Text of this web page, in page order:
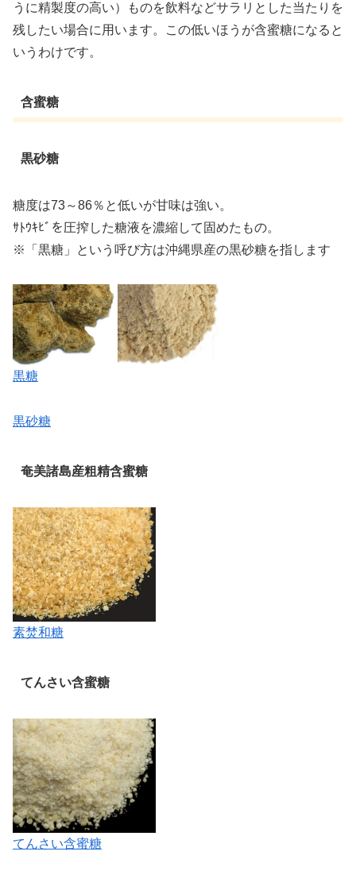
うに精製度の高い）ものを飲料などサラリとした当たりを
残したい場合に用います。この低いほうが含蜜糖になると
いうわけです。
含蜜糖
黒砂糖
糖度は73～86％と低いが甘味は強い。
ｻﾄｳｷﾋﾞを圧搾した糖液を濃縮して固めたもの。
※「黒糖」という呼び方は沖縄県産の黒砂糖を指します
黒糖
黒砂糖
奄美諸島産粗精含蜜糖
素焚和糖
てんさい含蜜糖
てんさい含蜜糖